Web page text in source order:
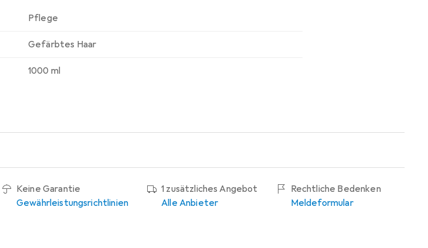
Pflege
Gefärbtes Haar
1000 ml
Keine Garantie
Gewährleistungsrichtlinien
1 zusätzliches Angebot
Alle Anbieter
Rechtliche Bedenken
Meldeformular